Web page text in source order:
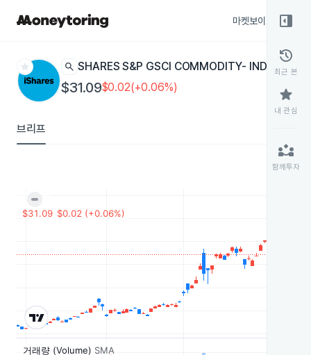
마켓보이스
star search ISHARES S&P GSCI COMMODITY-
$31.09$0.02(+0.06%)
브리프
right_panel_open
history
최근 본
star
내 관심
partner_exchange
함께투자